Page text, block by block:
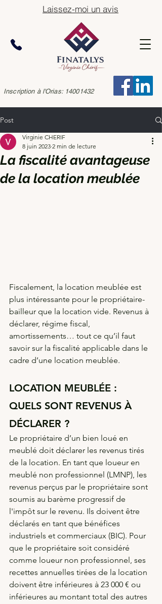
Inscription à l'Orias: 14001432
Laissez-moi un avis
Post
La fiscalité avantageuse
de la location meublée
Virginie CHERIF
8 juin 2023 2 min de lecture
Fiscalement, la location meublée est
plus intéressante pour le propriétaire-
bailleur que la location vide. Revenus à
déclarer, régime fiscal,
amortissements… tout ce qu’il faut
savoir sur la fiscalité applicable dans le
cadre d’une location meublée.
LOCATION MEUBLÉE :
QUELS SONT REVENUS À
DÉCLARER ?
Le propriétaire d’un bien loué en
meublé doit déclarer les revenus tirés
de la location. En tant que loueur en
meublé non professionnel (LMNP), les
revenus perçus par le propriétaire sont
soumis au barème progressif de
l'impôt sur le revenu. Ils doivent être
déclarés en tant que bénéfices
industriels et commerciaux (BIC). Pour
que le propriétaire soit considéré
comme loueur non professionnel, ses
recettes annuelles tirées de la location
doivent être inférieures à 23 000 € ou
inférieures au montant total des autres